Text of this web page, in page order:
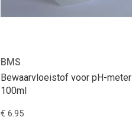
BMS
Bewaarvloeistof voor pH-meter
100ml
€ 6.95